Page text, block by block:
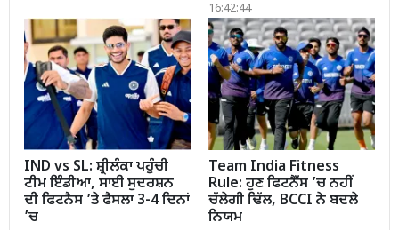
16:42:44
IND vs SL: ਸ਼੍ਰੀਲੰਕਾ ਪਹੁੰਚੀ
ਟੀਮ ਇੰਡੀਆ, ਸਾਈ ਸੁਦਰਸ਼ਨ
ਦੀ ਫਿਟਨੈਸ ’ਤੇ ਫੈਸਲਾ 3-4 ਦਿਨਾਂ
’ਚ
Team India Fitness
Rule: ਹੁਣ ਫਿਟਨੈੱਸ ’ਚ ਨਹੀਂ
ਚੱਲੇਗੀ ਢਿੱਲ, BCCI ਨੇ ਬਦਲੇ
ਨਿਯਮ